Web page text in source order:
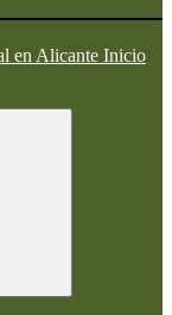
Inicio